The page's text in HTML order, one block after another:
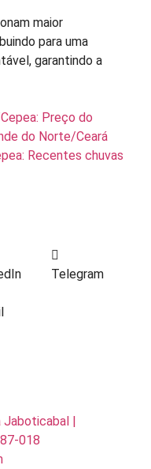
maior
para uma
garantindo a
Preço do
do Norte/Ceará
Recentes chuvas
Telegram
Jaboticabal |
018